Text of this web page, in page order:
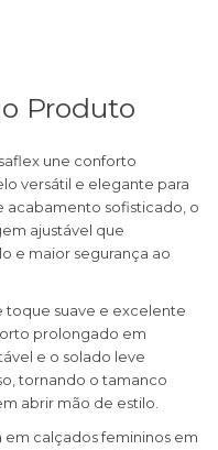
Produto
une conforto
versátil e elegante para
acabamento sofisticado, o
ajustável que
e maior segurança ao
suave e excelente
prolongado em
e o solado leve
tornando o tamanco
abrir mão de estilo.
em calçados femininos em